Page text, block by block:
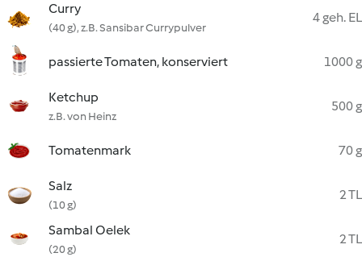
Curry
(40 g), z.B. Sansibar Currypulver
4 geh. EL
passierte Tomaten, konserviert 1000 g
Ketchup
z.B. von Heinz
500 g
Tomatenmark 70 g
Salz
(10 g)
2 TL
Sambal Oelek
(20 g)
2 TL